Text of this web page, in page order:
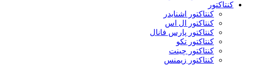
کنتاکتور
کنتاکتور اشنایدر
کنتاکتور ال اس
کنتاکتور پارس فانال
کنتاکتور تکو
کنتاکتور چینت
کنتاکتور زیمنس